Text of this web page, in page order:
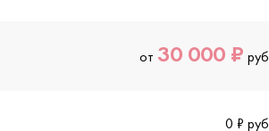
от 30 000 ₽ руб
0 ₽ руб